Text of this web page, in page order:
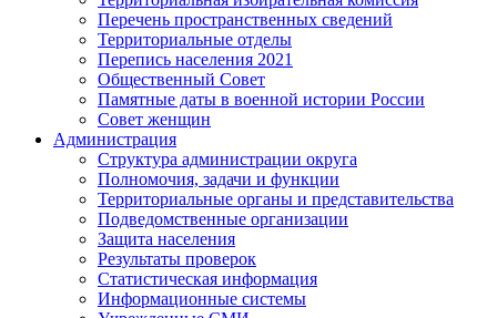
Перечень пространственных сведений
Территориальные отделы
Перепись населения 2021
Общественный Совет
Памятные даты в военной истории России
Совет женщин
Администрация
Структура администрации округа
Полномочия, задачи и функции
Территориальные органы и представительства
Подведомственные организации
Защита населения
Результаты проверок
Статистическая информация
Информационные системы